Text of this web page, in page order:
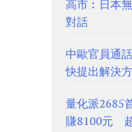
高市︰日本
對話
中歐官員通
快提出解決
量化派2685
賺8100元